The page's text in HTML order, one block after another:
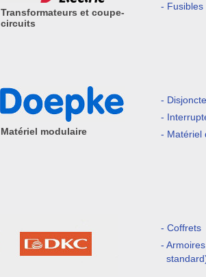
Transformateurs et coupe-
circuits
- Fusibles
Matériel modulaire
-
-
- Matériel
- Coffrets
-